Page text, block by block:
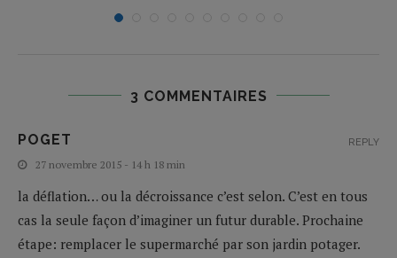
3 COMMENTAIRES
POGET
27 novembre 2015 - 14 h 18 min
la déflation… ou la décroissance c’est selon. C’est en tous
cas la seule façon d’imaginer un futur durable. Prochaine
étape: remplacer le supermarché par son jardin potager.
REPLY